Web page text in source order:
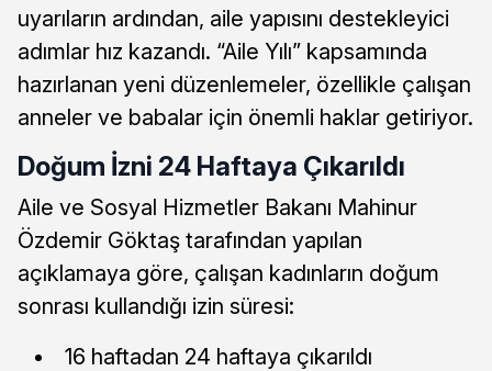
uyarıların ardından, aile yapısını destekleyici
adımlar hız kazandı. “Aile Yılı” kapsamında
hazırlanan yeni düzenlemeler, özellikle çalışan
anneler ve babalar için önemli haklar getiriyor.
Doğum İzni 24 Haftaya Çıkarıldı
Aile ve Sosyal Hizmetler Bakanı Mahinur
Özdemir Göktaş tarafından yapılan
açıklamaya göre, çalışan kadınların doğum
sonrası kullandığı izin süresi:
16 haftadan 24 haftaya çıkarıldı